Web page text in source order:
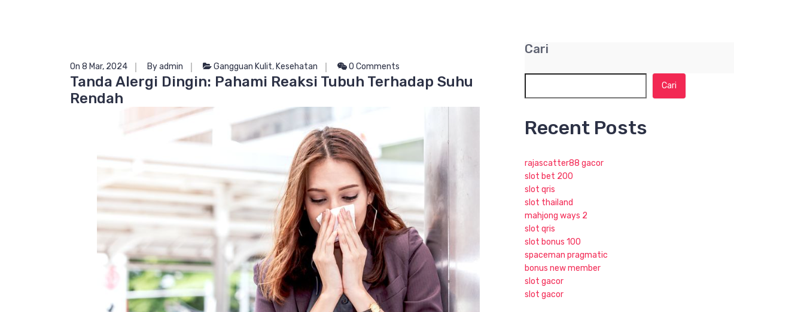
On 8 Mar, 2024 By admin Gangguan Kulit, Kesehatan 0 Comments
Tanda Alergi Dingin: Pahami Reaksi Tubuh Terhadap Suhu
Rendah
Cari
Cari
Recent Posts
rajascatter88 gacor
slot bet 200
slot qris
slot thailand
mahjong ways 2
slot qris
slot bonus 100
spaceman pragmatic
bonus new member
slot gacor
slot gacor